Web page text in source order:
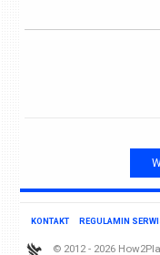
KONTAKT REGULAMIN
© 2012 - 2026